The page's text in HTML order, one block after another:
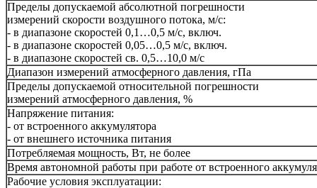
Пределы допускаемой абсолютной погрешности
измерений скорости воздушного потока, м/с:
- в диапазоне скоростей 0,1…0,5 м/с, включ.
- в диапазоне скоростей 0,05…0,5 м/с, включ.
- в диапазоне скоростей св. 0,5…10,0 м/с
Диапазон измерений атмосферного давления, гПа
Пределы допускаемой относительной погрешности
измерений атмосферного давления, %
Напряжение питания:
- от встроенного аккумулятора
- от внешнего источника питания
Потребляемая мощность, Вт, не более
Время автономной работы при работе от встроенного
Рабочие условия эксплуатации: